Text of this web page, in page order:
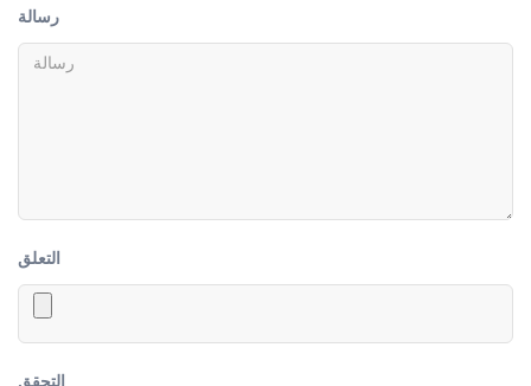
رسالة
التعلق
التحقق